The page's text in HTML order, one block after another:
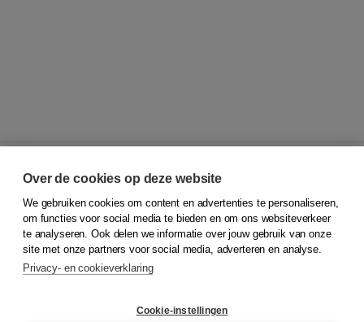
© 2026Koninklijke Boom uitgevers
Klantenservice
Service & informatie
Contact
Over de cookies op deze website
We gebruiken cookies om content en advertenties te personaliseren,
om functies voor social media te bieden en om ons websiteverkeer
te analyseren. Ook delen we informatie over jouw gebruik van onze
site met onze partners voor social media, adverteren en analyse.
Privacy- en cookieverklaring
Cookie-instellingen